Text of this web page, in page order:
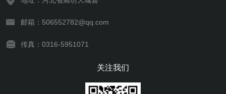
邮箱：506552782@qq.com
传真：0316-5951071
关注我们